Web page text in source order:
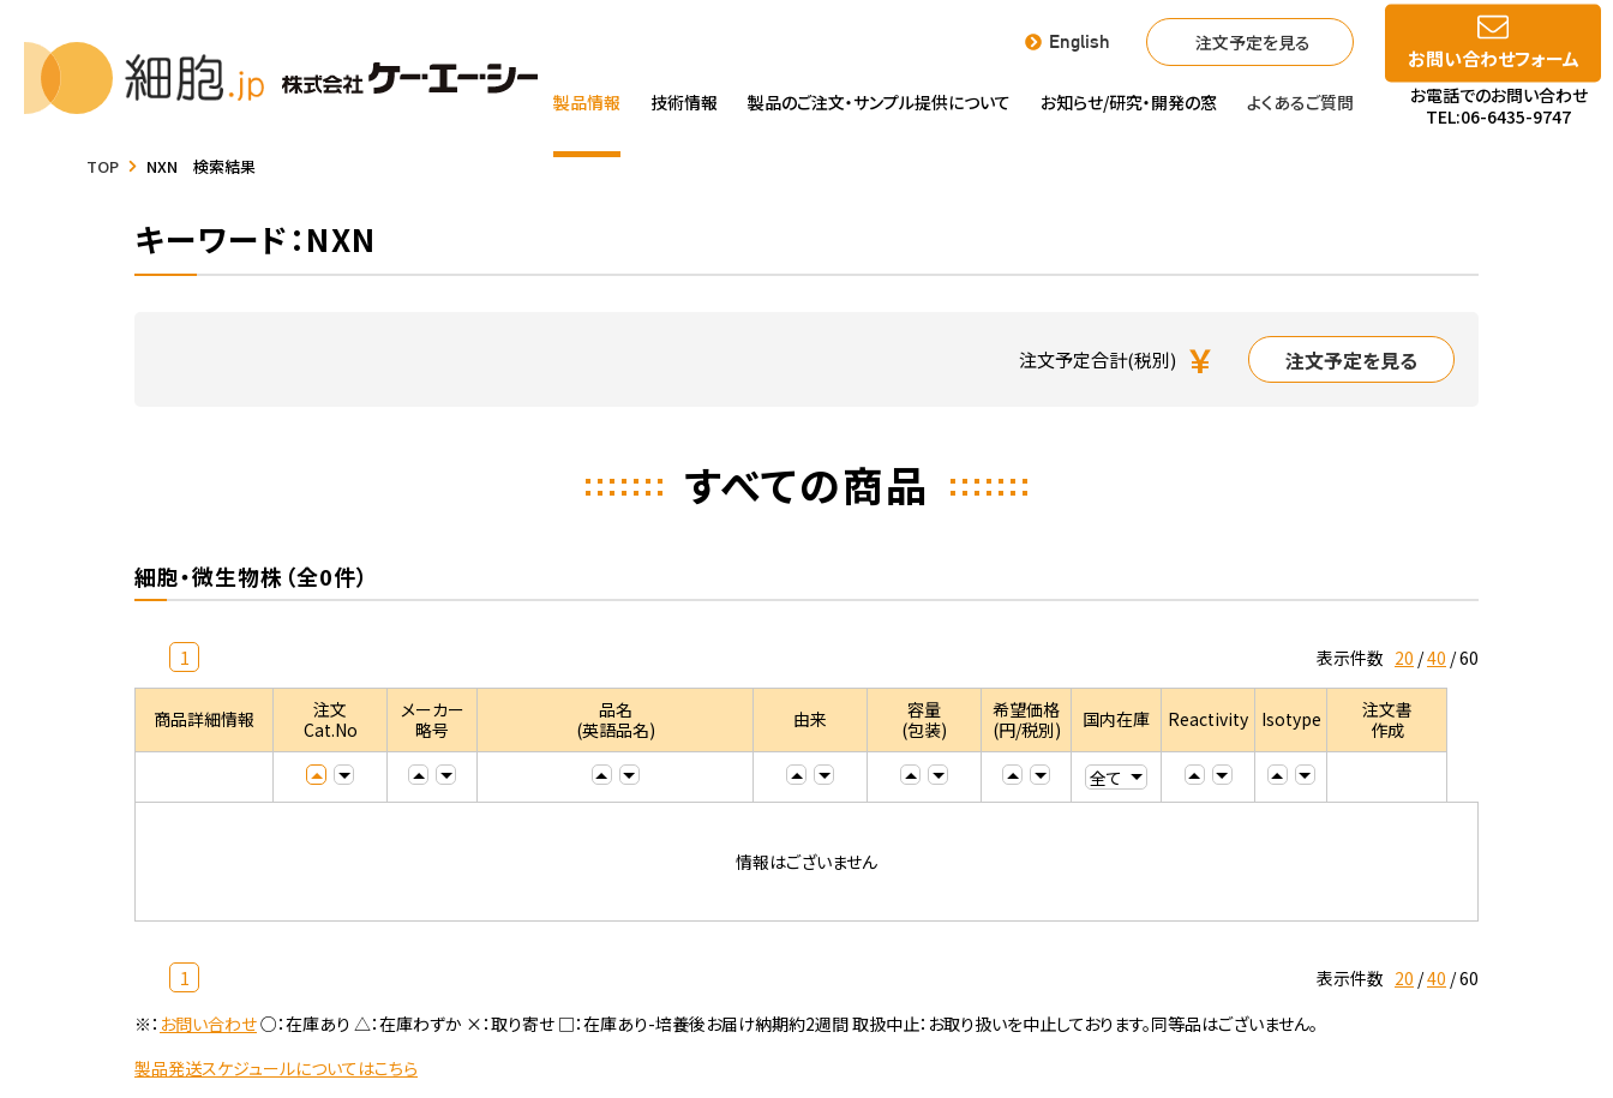
English 注文予定を見る
製品情報 技術情報 製品のご注文・サンプル提供について お知らせ/研究・開発の窓 よくあるご質問
お問い合わせフォーム
お電話でのお問い合わせ
TEL:06-6435-9747
TOP NXN 検索結果
キーワード：NXN
注文予定合計(税別) ￥ 注文予定を見る
すべての商品
細胞・微生物株（全0件）
1 表示件数 20 40 60
商品詳細情報
注文
Cat.No
メーカー
略号
品名
(英語品名)
由来
容量
(包装)
希望価格
(円/税別)
国内在庫 Reactivity Isotype
注文書
作成
情報はございません
1 表示件数 20 40 60
※： お問い合わせ○：在庫あり △：在庫わずか ×：取り寄せ □：在庫あり-培養後お届け納期約2週間 取扱中止：お取り扱いを中止しております。同等品はございません。
製品発送スケジュールについてはこちら